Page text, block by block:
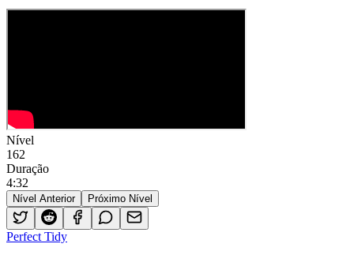
Nível
162
Duração
4:32
Nível Anterior Próximo Nível
Perfect Tidy